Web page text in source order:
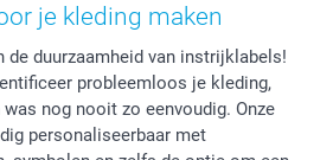
je kleding maken
de duurzaamheid van instrijklabels!
probleemloos je kleding,
nog nooit zo eenvoudig. Onze
personaliseerbaar met